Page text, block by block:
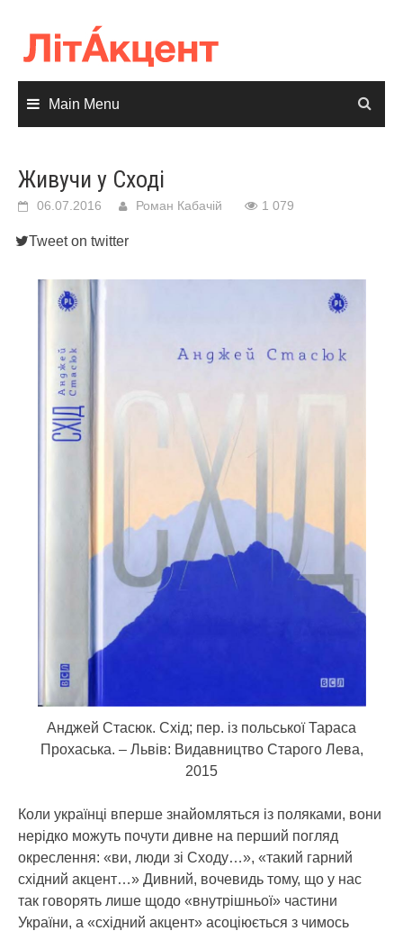
content
Main Menu
Живучи у Сході
06.07.2016 Роман Кабачій 1 079
Tweet on twitter
Анджей Стасюк. Схід; пер. із польської Тараса
Прохаська. – Львів: Видавництво Старого Лева,
2015
Коли українці вперше знайомляться із поляками, вони
нерідко можуть почути дивне на перший погляд
окреслення: «ви, люди зі Сходу…», «такий гарний
східний акцент…» Дивний, вочевидь тому, що у нас
так говорять лише щодо «внутрішньої» частини
України, а «східний акцент» асоціюється з чимось